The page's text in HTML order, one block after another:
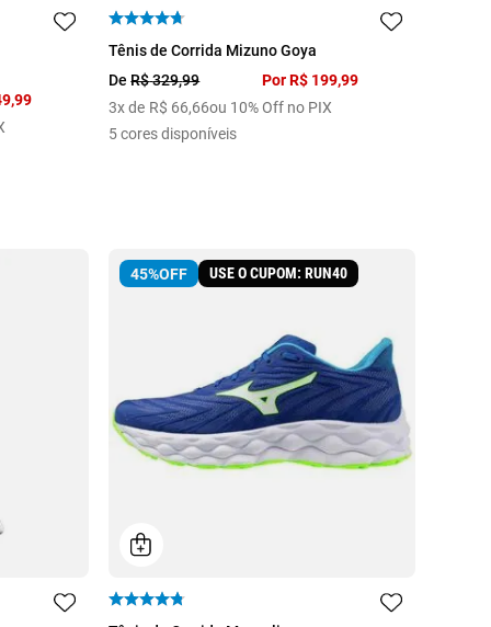
,99
38 39 40 41
44
Tênis de Corrida Mizuno Goya
DeR$329,99 PorR$ 199,99
3x de R$ 66,66ou 10% Off no PIX
5 cores disponíveis
45%OFF USE O CUPOM: RUN40
40